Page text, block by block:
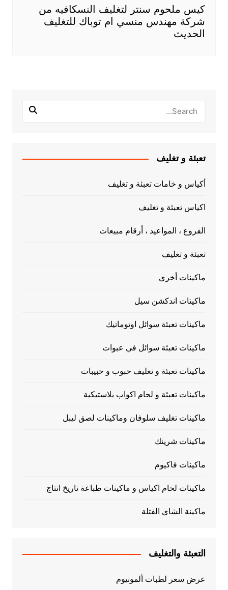
كيس ملحوم سنتر لتغليف النسكافيه من
شركة مهندس منسي ام توباك للتغليف
الحديث
تعبئة و تغليف
أكياس و خامات تعبئة و تغليف
اكياس تعبئة و تغليف
الفروع ، المواعيد ، أرقام مبيعات
تعبئة و تغليف
ماكينات أخري
ماكينات اندكشن سيل
ماكينات تعبئة سوائل اوتوماتيك
ماكينات تعبئة سوائل في عبوات
ماكينات تعبئة و تغليف حبوب و حبيبات
ماكينات تعبئة و لحام اكواب بلاستيكية
ماكينات تغليف سلوفان وماكينات لصق ليبل
ماكينات شرينك
ماكينات فاكيوم
ماكينات لحام اكياس و ماكينات طباعة تاريخ انتاج
ماكينة الشاي الفتلة
التعبئة والتغليف
عرض سعر لطبات ألمونيوم